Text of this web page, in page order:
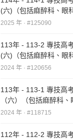
(六)（包括麻醉科、眼
產科、復健科等科目及
2025 年 · #125090
113年 - 113-2 專技高
(六)（包括麻醉科、眼
產科、復健科等科目及
2024 年 · #120656
113年 - 113-1 專技高
（六）（包括麻醉科、
婦產科、復健科等科目
2024 年 · #118715
112年 - 112-2 專技高